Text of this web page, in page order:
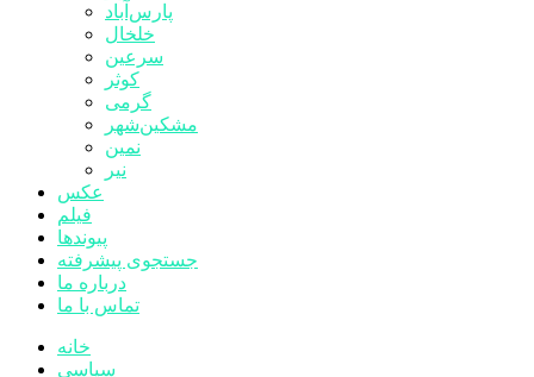
پارس‌آباد
خلخال
سرعین
کوثر
گرمی
مشکین‌شهر
نمین
نیر
عکس
فیلم
پیوندها
جستجوی پیشرفته
درباره ما
تماس با ما
خانه
سیاسی